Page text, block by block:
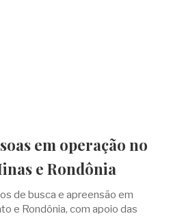
em operação no
e Rondônia
de busca e apreensão em
e Rondônia, com apoio das